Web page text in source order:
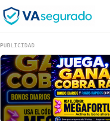
PUBLICIDAD